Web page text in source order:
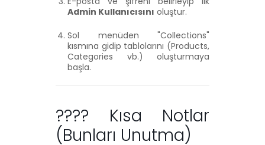
Admin Kullanıcısını oluştur.
Sol menüden "Collections"
kısmına gidip tablolarını (Products,
Categories vb.) oluşturmaya
başla.
???? Kısa Notlar
(Bunları Unutma)